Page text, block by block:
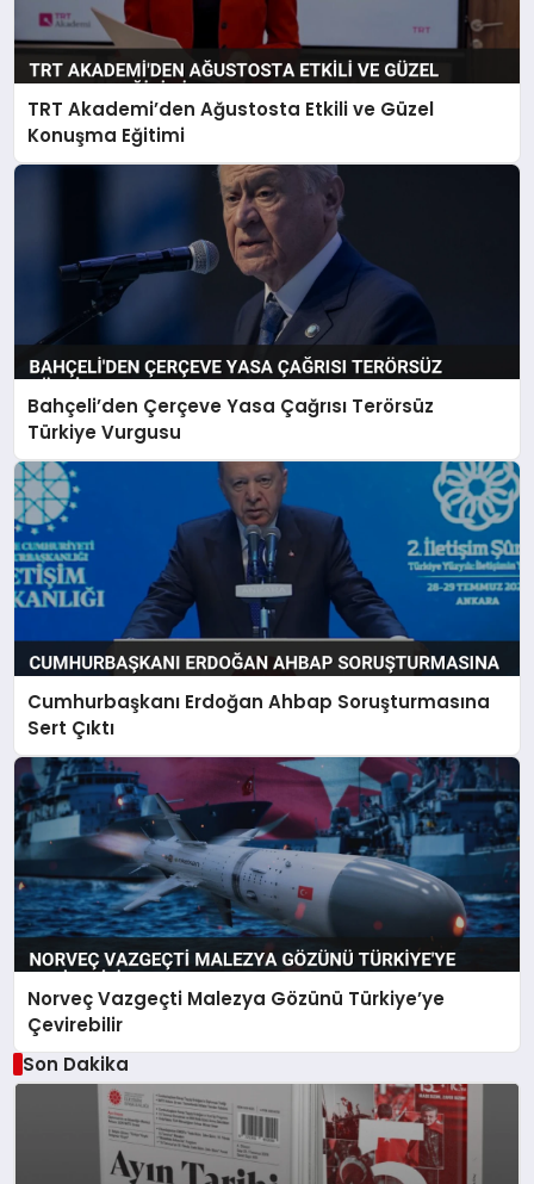
TRT Akademi’den Ağustosta Etkili ve Güzel
Konuşma Eğitimi
Bahçeli’den Çerçeve Yasa Çağrısı Terörsüz
Türkiye Vurgusu
Cumhurbaşkanı Erdoğan Ahbap Soruşturmasına
Sert Çıktı
Norveç Vazgeçti Malezya Gözünü Türkiye’ye
Çevirebilir
Son Dakika